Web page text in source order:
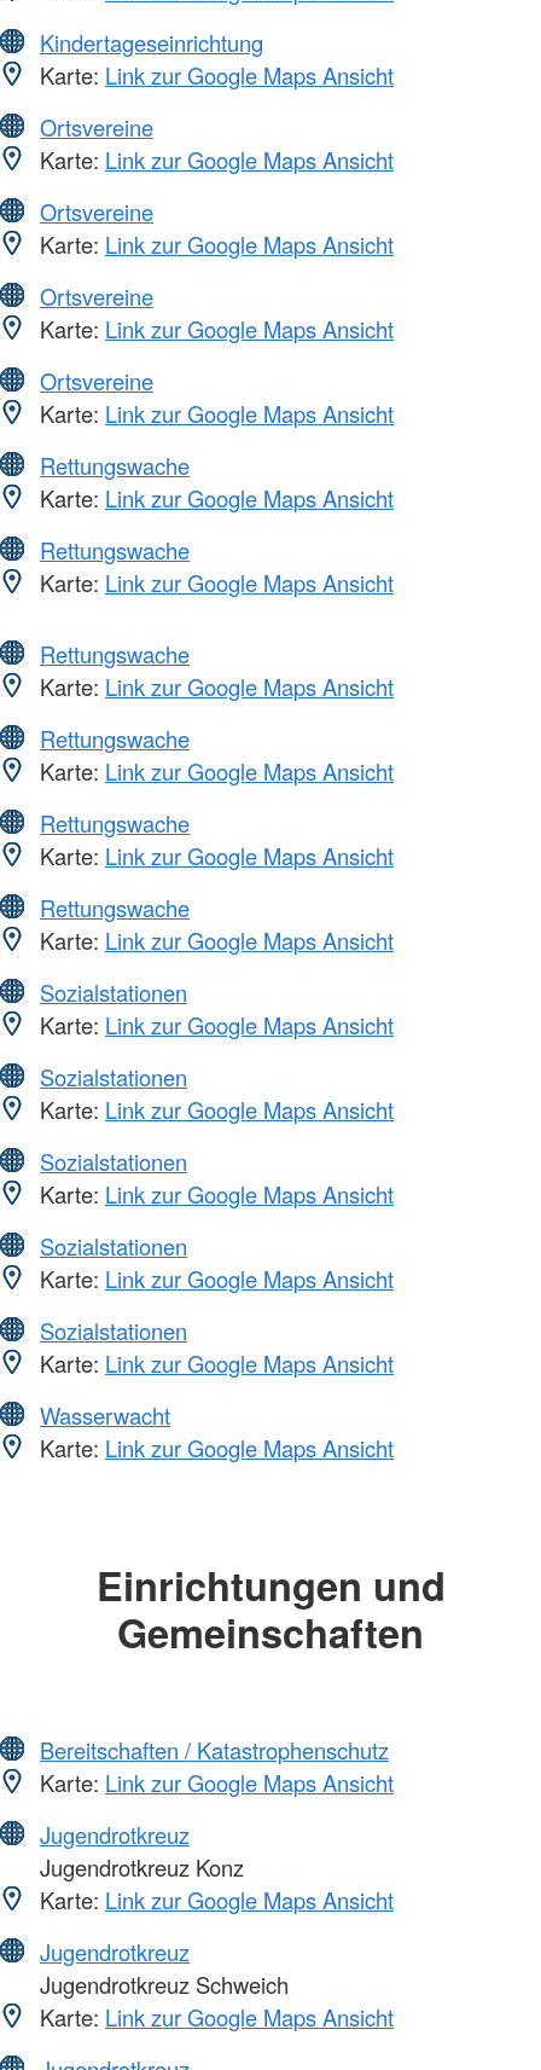
Kindertageseinrichtung
Karte: Link zur Google Maps Ansicht
Ortsvereine
Karte: Link zur Google Maps Ansicht
Ortsvereine
Karte: Link zur Google Maps Ansicht
Ortsvereine
Karte: Link zur Google Maps Ansicht
Ortsvereine
Karte: Link zur Google Maps Ansicht
Rettungswache
Karte: Link zur Google Maps Ansicht
Rettungswache
Karte: Link zur Google Maps Ansicht
Rettungswache
Karte: Link zur Google Maps Ansicht
Rettungswache
Karte: Link zur Google Maps Ansicht
Rettungswache
Karte: Link zur Google Maps Ansicht
Rettungswache
Karte: Link zur Google Maps Ansicht
Sozialstationen
Karte: Link zur Google Maps Ansicht
Sozialstationen
Karte: Link zur Google Maps Ansicht
Sozialstationen
Karte: Link zur Google Maps Ansicht
Sozialstationen
Karte: Link zur Google Maps Ansicht
Sozialstationen
Karte: Link zur Google Maps Ansicht
Wasserwacht
Karte: Link zur Google Maps Ansicht
Einrichtungen und
Gemeinschaften
Bereitschaften / Katastrophenschutz
Karte: Link zur Google Maps Ansicht
Jugendrotkreuz
Jugendrotkreuz Konz
Karte: Link zur Google Maps Ansicht
Jugendrotkreuz
Jugendrotkreuz Schweich
Karte: Link zur Google Maps Ansicht